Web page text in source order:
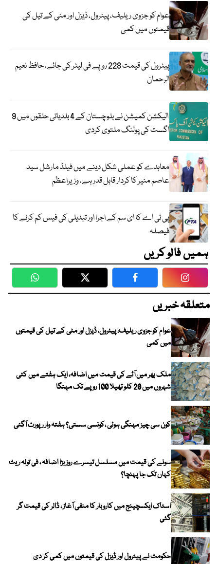
عوام کو جزوی ریلیف، پیٹرول، ڈیزل اور مٹی کے تیل کی
قیمتوں میں کمی
پیٹرول کی قیمت 228 روپے فی لیٹر کی جائے، حافظ نعیم
الرحمان
الیکشن کمیشن نے بلوچستان کے 4 بلدیاتی حلقوں میں 9
اگست کی پولنگ ملتوی کردی
معاہدے کو عملی شکل دینے میں فیلڈ مارشل سید
عاصم منیر کا کردار قابل قدر ہے، وزیراعظم
پی ٹی اے کا ای سم کے اجرا اور تبدیلی کی فیس کم کرنے کا
فیصلہ
ہمیں فالو کریں
WhatsApp Twitter Facebook
متعلقہ خبریں
عوام کو جزوی ریلیف، پیٹرول، ڈیزل اور مٹی کے تیل کی قیمتوں
میں کمی
ملک بھر میں آٹے کی قیمت میں اضافہ، ایک ہفتے میں کئی
شہروں میں 20 کلو تھیلا 100 روپے تک مہنگا
کون سی چیز مہنگی ہوئی ،کونسی سستی؟ ہفتہ وار رپورٹ آگئی
سونے کی قیمت میں مسلسل تیسرے روز بڑا اضافہ ، فی تولہ ریٹ
کہاں تک جا پہنچا؟
اسٹاک ایکسچینج میں کاروبار کا منفی آغاز ، ڈالر کی قیمت گر
گئی
حکومت نے پیٹرول اور ڈیزل کی قیمتوں میں کمی کر دی